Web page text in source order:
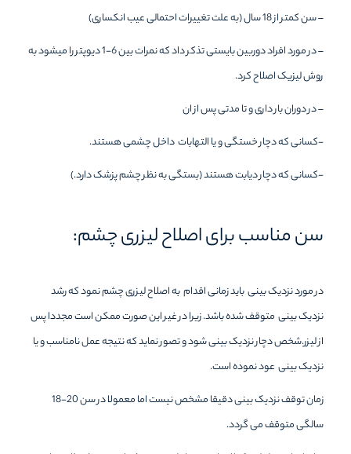
– سن کمتر از 18 سال (به علت تغییرات احتمالی عیب انکساری)
– در مورد افراد دوربین بایستی تذکر داد که نمرات بین 6-1 دیوپتر را میشود به
روش لیزیک اصلاح کرد.
– در دوران بار داری و تا مدتی پس از ان
-کسانی که دچار خستگی و یا التهابات داخل چشمی هستند.
-کسانی که دچار دیابت هستند (بستگی به نظر چشم پزشک دارد.)
سن مناسب برای اصلاح لیزری چشم:
در مورد نزدیک بینی باید زمانی اقدام به اصلاح لیزری چشم نمود که رشد
نزدیک بینی متوقف شده باشد. زیرا در غیر این صورت ممکن است مجددا پس
از لیزر.شخص دچار نزدیک بینی شود و تصور نماید که نتیجه عمل نامناسب و یا
نزدیک بینی عود نموده است.
زمان توقف نزدیک بینی دقیقا مشخص نیست اما معمولا در سن 20-18
سالگی متوقف می گردد.